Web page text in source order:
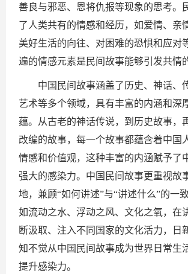
善良与邪恶、恩将仇报等现象的思考。
了人类共有的情感和经历，如爱情、亲
美好生活的向往、对困难的恐惧和应
遍的情感元素是民间故事能够引发共情
中国民间故事涵盖了历史、神话、
艺术等多个领域，具有丰富的内涵和深
蕴。从古老的神话传说，到历史故事，
改编的故事，每一个故事都蕴含着中国
情感和价值观，这种丰富的内涵赋予了
强大的感染力。中国民间故事更重视故
地，兼顾“如何讲述”与“讲述什么”的一
如流动之水、浮动之风、文化之氧，在
断汲取、注入不同国家的文化活力，日
知不觉从中国民间故事成为世界日常生
提升感染力。